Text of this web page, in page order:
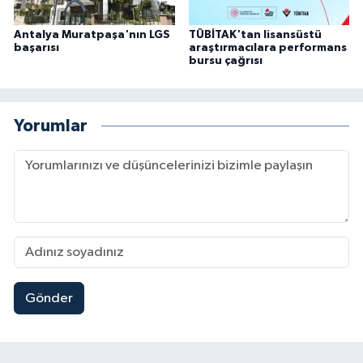
Antalya Muratpaşa'nın LGS
başarısı
TÜBİTAK'tan lisansüstü
araştırmacılara performans
bursu çağrısı
Yorumlar
Gönder